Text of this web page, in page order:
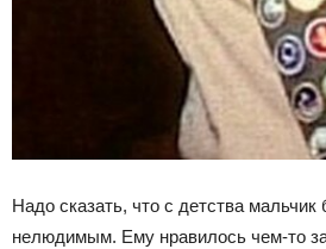
Надо сказать, что с детства
нелюдимым. Ему нравилось чем-то